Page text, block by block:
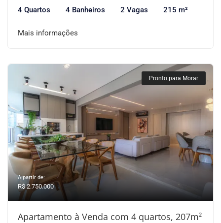
4 Quartos 4 Banheiros 2 Vagas 215 m²
Mais informações
Pronto para Morar
A partir de:
R$ 2.750.000
Apartamento à Venda com 4 quartos, 207m²